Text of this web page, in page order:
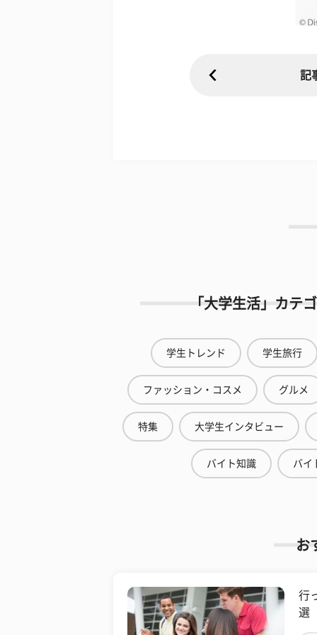
記
「大学生活」カテ
学生トレンド 学生旅行
ファッション・コスメ グルメ
特集 大学生インタビュー
バイト知識 バイ
お
行
選